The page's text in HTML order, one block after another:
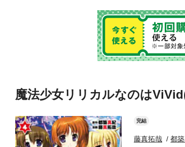
魔法少女リリカルなのは
完結
藤真拓哉 都